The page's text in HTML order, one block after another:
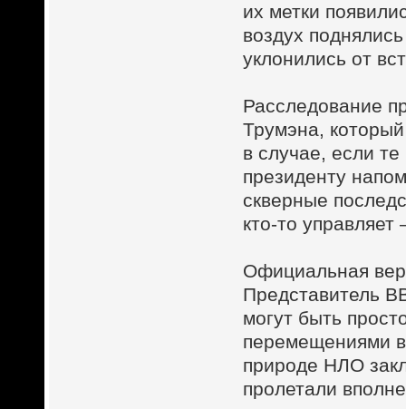
их метки
воздух
уклонились от
Расследование
Трумэна,
в случае, если
президенту
скверные
кто-то
Официальная
Представитель
могут быть
перемещениями
природе НЛО
пролетали